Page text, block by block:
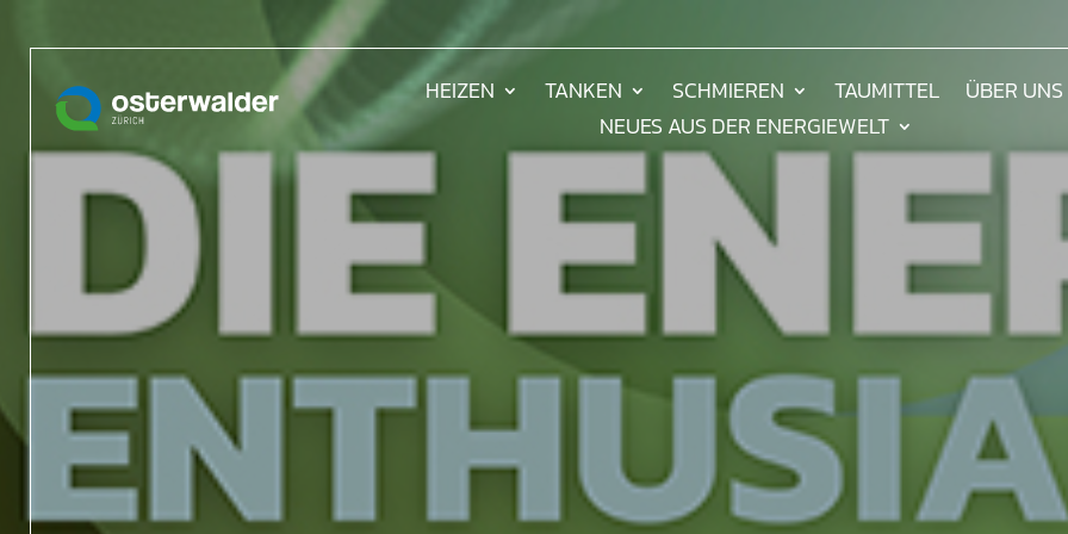
HEIZEN TANKEN SCHMIEREN TAUMITTEL
ÜBER UNS
NEUES AUS DER ENERGIEWELT